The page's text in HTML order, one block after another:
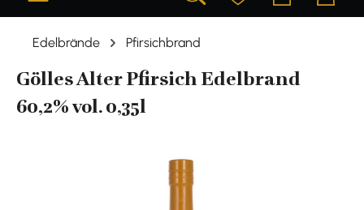
Edelbrände Pfirsichbrand
Gölles Alter Pfirsich Edelbrand
60,2% vol. 0,35l